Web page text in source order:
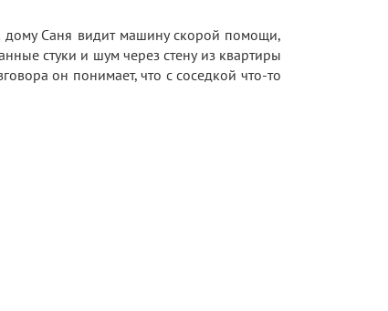
дому Саня видит машину скорой помощи,
стуки и шум через стену из квартиры
он понимает, что с соседкой что-то